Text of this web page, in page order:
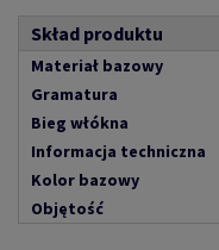
Skład produktu
Materiał bazowy
Gramatura
Bieg włókna
Informacja techniczna
Kolor bazowy
Objętość